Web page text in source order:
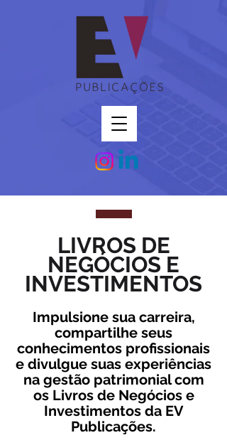
LIVROS DE
NEGÓCIOS E
INVESTIMENTOS
Impulsione sua carreira,
compartilhe seus
conhecimentos profissionais
e divulgue suas experiências
na gestão patrimonial com
os Livros de Negócios e
Investimentos da EV
Publicações.